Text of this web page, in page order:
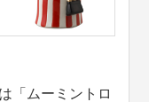
「ムーミントロ